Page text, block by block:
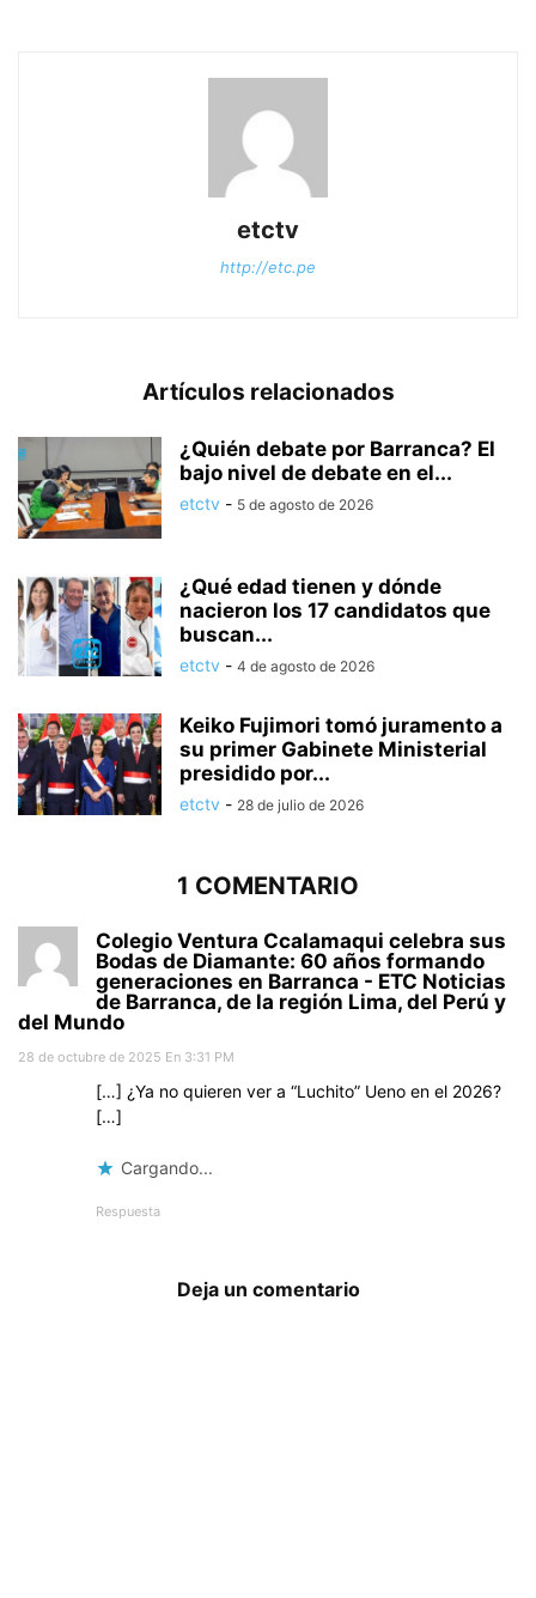
etctv
http://etc.pe
Artículos relacionados
¿Quién debate por Barranca? El
bajo nivel de debate en el...
etctv - 5 de agosto de 2026
¿Qué edad tienen y dónde
nacieron los 17 candidatos que
buscan...
etctv - 4 de agosto de 2026
Keiko Fujimori tomó juramento a
su primer Gabinete Ministerial
presidido por...
etctv - 28 de julio de 2026
1 COMENTARIO
Colegio Ventura Ccalamaqui celebra sus
Bodas de Diamante: 60 años formando
generaciones en Barranca - ETC Noticias
de Barranca, de la región Lima, del Perú y
del Mundo
28 de octubre de 2025 En 3:31 PM
[…] ¿Ya no quieren ver a “Luchito” Ueno en el 2026?
[…]
Cargando...
Respuesta
Deja un comentario